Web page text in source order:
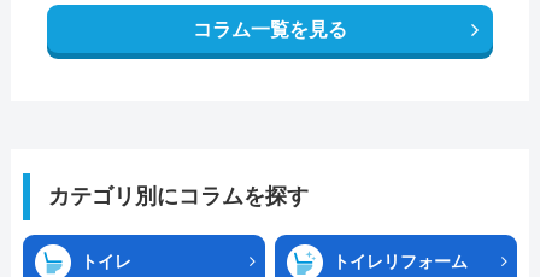
コラム一覧を見る
カテゴリ別にコラムを探す
トイレ トイレリフォーム